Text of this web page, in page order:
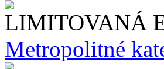
LIMITOVANÁ
Metropolitné